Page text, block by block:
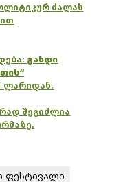
ძალას
გახდი
ლარიდან.
შეგიძლია
ფესტივალი